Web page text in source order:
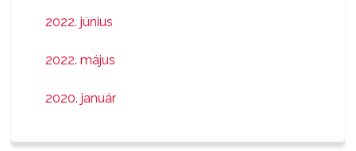
2022. június
2022. május
2020. január